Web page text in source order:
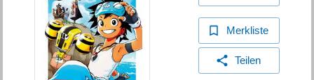
Merkliste
Teilen